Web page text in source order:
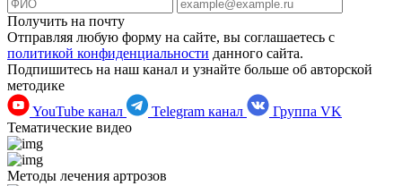
Получить на почту
Отправляя любую форму на сайте, вы соглашаетесь с
политикой конфиденциальности данного сайта.
Подпишитесь на наш канал и узнайте больше об авторской
методике
YouTube канал
Telegram канал
Группа VK
Тематические видео
Методы лечения артрозов